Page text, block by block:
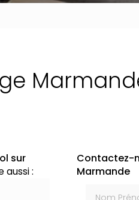
sur
aussi :
Contactez-
Marmande